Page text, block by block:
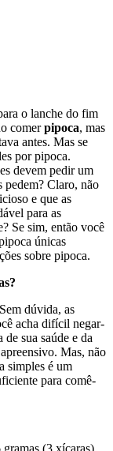
o lanche do fim
comerpipoca, mas
antes. Mas se
por pipoca.
devem pedir um
pedem? Claro, não
e que as
para as
Se sim, então você
únicas
sobre pipoca.
dúvida, as
acha difícil negar-
sua saúde e da
Mas, não
simples é um
para comê-
(3 xícaras)